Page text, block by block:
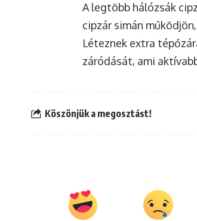
A legtöbb hálózsák
cipzár simán
Léteznek extra
záródását, ami
Köszönjük a megosztást!